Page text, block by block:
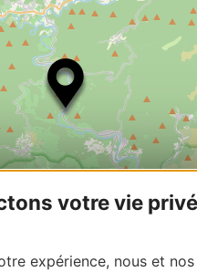
votre vie
expérience, nous et